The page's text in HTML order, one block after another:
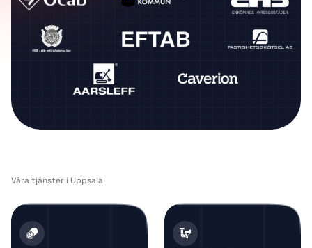
Våra tjänster i Uppsala